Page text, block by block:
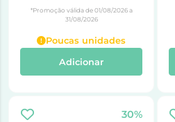
*Promoção válida de 01/08/2026 a
31/08/2026
Poucas unidades
Adicionar
30%